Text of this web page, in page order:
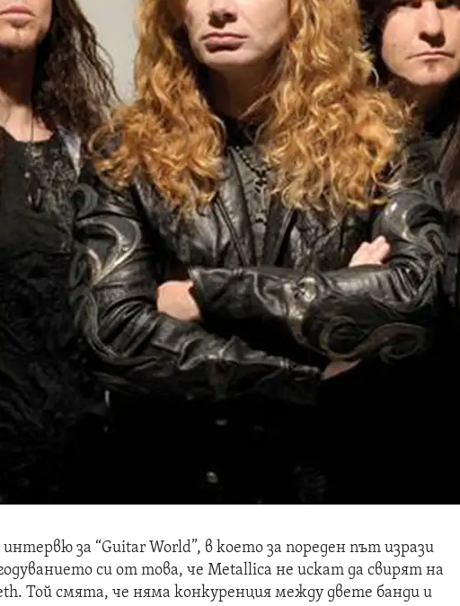
за “Guitar World”, в което за пореден път изрази
си от това, че Metallica не искат да свирят на
Той смята, че няма конкуренция между двете банди и